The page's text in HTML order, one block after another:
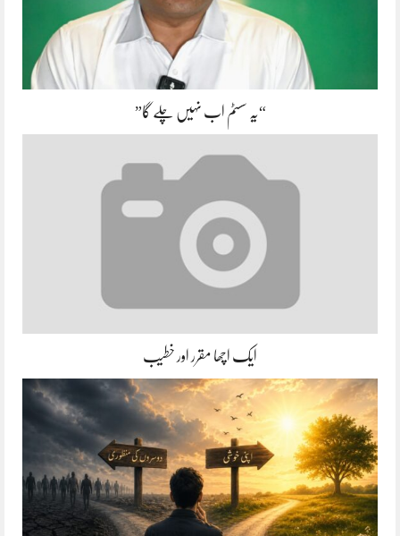
“یہ سسٹم اب نہیں چلے گا”
ایک اچھا مقرر اور خطیب